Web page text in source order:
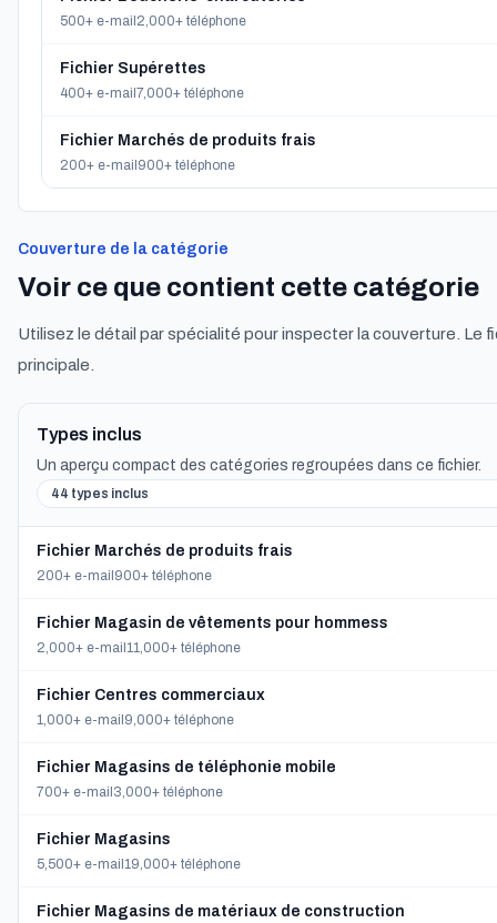
500+ e-mail 2,000+ téléphone
Fichier Supérettes
400+ e-mail 7,000+ téléphone
Fichier Marchés de produits frais
200+ e-mail 900+ téléphone
Couverture de la catégorie
Voir ce que contient cette catégorie
Utilisez le détail par spécialité pour inspecter la couverture.
principale.
Types inclus
Un aperçu compact des catégories regroupées dans ce fichier.
44 types inclus
Fichier Marchés de produits frais
200+ e-mail 900+ téléphone
Fichier Magasin de vêtements pour hommess
2,000+ e-mail 11,000+ téléphone
Fichier Centres commerciaux
1,000+ e-mail 9,000+ téléphone
Fichier Magasins de téléphonie mobile
700+ e-mail 3,000+ téléphone
Fichier Magasins
5,500+ e-mail 19,000+ téléphone
Fichier Magasins de matériaux de construction